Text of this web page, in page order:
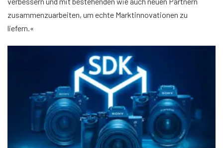
zusammenzuarbeiten, um echte Marktinnovationen zu
liefern.«